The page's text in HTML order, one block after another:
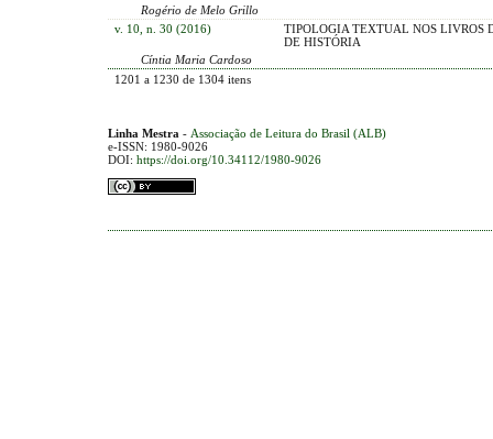
Rogério de Melo Grillo
v. 10, n. 30 (2016)
TIPOLOGIA TEXTUAL NOS LIVROS
DE HISTÓRIA
Cíntia Maria Cardoso
1201 a 1230 de 1304 itens
Linha Mestra - Associação de Leitura do Brasil (ALB)
e-ISSN: 1980-9026
DOI: https://doi.org/10.34112/1980-9026